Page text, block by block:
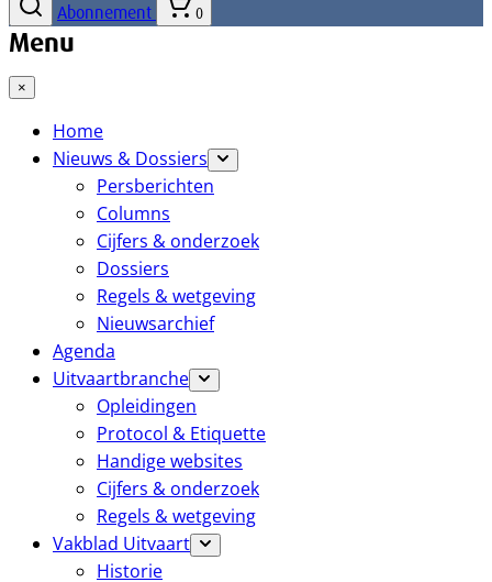
Abonnement 0
Menu
×
Home
Nieuws & Dossiers
Persberichten
Columns
Cijfers & onderzoek
Dossiers
Regels & wetgeving
Nieuwsarchief
Agenda
Uitvaartbranche
Opleidingen
Protocol & Etiquette
Handige websites
Cijfers & onderzoek
Regels & wetgeving
Vakblad Uitvaart
Historie